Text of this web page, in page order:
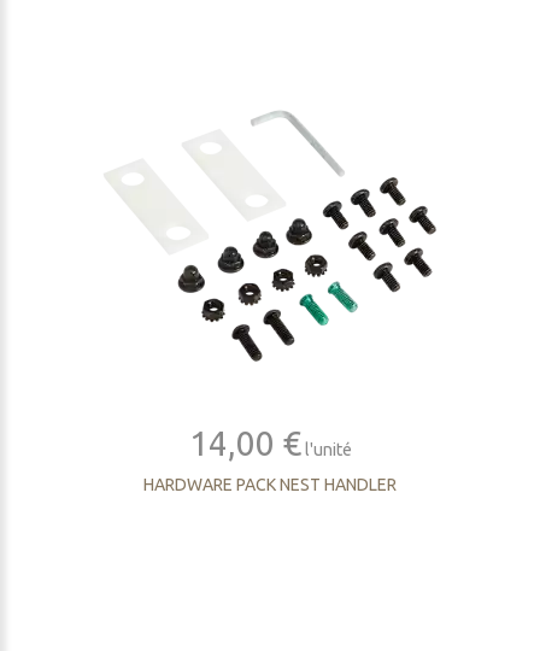
14,00 € l'unité
HARDWARE PACK NEST HANDLER